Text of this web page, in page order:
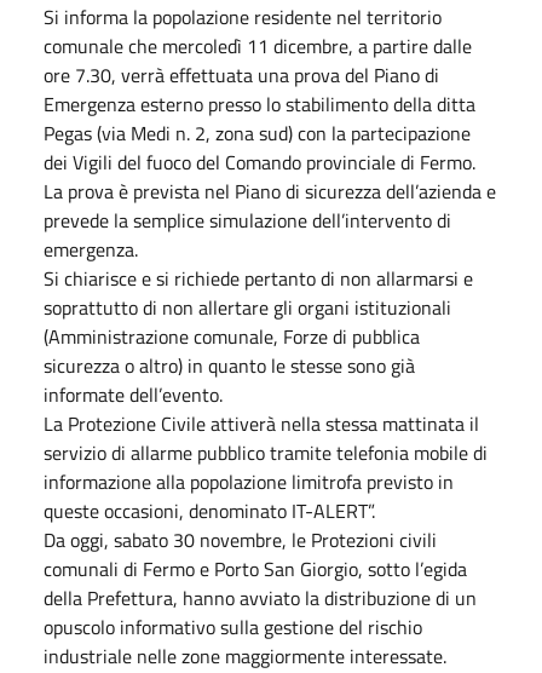
Si informa la popolazione residente nel territorio
comunale che mercoledì 11 dicembre, a partire dalle
ore 7.30, verrà effettuata una prova del Piano di
Emergenza esterno presso lo stabilimento della ditta
Pegas (via Medi n. 2, zona sud) con la partecipazione
dei Vigili del fuoco del Comando provinciale di Fermo.
La prova è prevista nel Piano di sicurezza dell’azienda e
prevede la semplice simulazione dell’intervento di
emergenza.
Si chiarisce e si richiede pertanto di non allarmarsi e
soprattutto di non allertare gli organi istituzionali
(Amministrazione comunale, Forze di pubblica
sicurezza o altro) in quanto le stesse sono già
informate dell’evento.
La Protezione Civile attiverà nella stessa mattinata il
servizio di allarme pubblico tramite telefonia mobile di
informazione alla popolazione limitrofa previsto in
queste occasioni, denominato IT-ALERT”.
Da oggi, sabato 30 novembre, le Protezioni civili
comunali di Fermo e Porto San Giorgio, sotto l’egida
della Prefettura, hanno avviato la distribuzione di un
opuscolo informativo sulla gestione del rischio
industriale nelle zone maggiormente interessate.